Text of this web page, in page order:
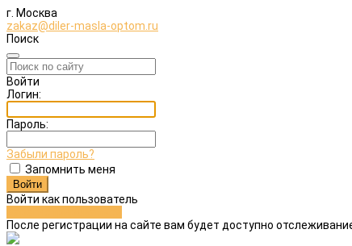
г. Москва
zakaz@diler-masla-optom.ru
Поиск
Войти
Логин:
Пароль:
Забыли пароль?
Запомнить меня
Войти как пользователь
После регистрации на сайте вам будет доступно